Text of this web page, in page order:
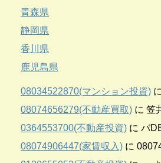
青森県
静岡県
香川県
鹿児島県
08034522870(マンション投資) に
08074656279(不動産買取) に 笠
0364553700(不動産投資) に バ
08074906447(家賃収入) に